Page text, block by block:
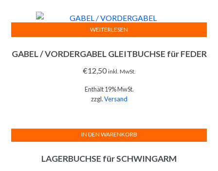
GABEL / VORDERGABEL GLEITBUCHSE für FEDER
€12,50 inkl. MwSt.
Enthält 19% MwSt.
zzgl.Versand
WEITERLESEN
LAGERBUCHSE für SCHWINGARM
IN DEN WARENKORB